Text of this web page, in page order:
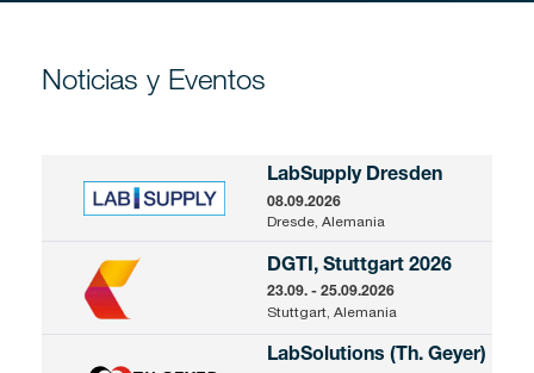
Noticias y Eventos
LabSupply Dresden
08.09.2026
Dresde, Alemania
DGTI, Stuttgart 2026
23.09. - 25.09.2026
Stuttgart, Alemania
LabSolutions (Th. Geyer)